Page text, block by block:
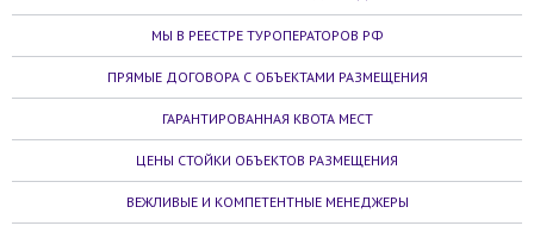
МЫ В РЕЕСТРЕ ТУРОПЕРАТОРОВ РФ
ПРЯМЫЕ ДОГОВОРА С ОБЪЕКТАМИ РАЗМЕЩЕНИЯ
ГАРАНТИРОВАННАЯ КВОТА МЕСТ
ЦЕНЫ СТОЙКИ ОБЪЕКТОВ РАЗМЕЩЕНИЯ
ВЕЖЛИВЫЕ И КОМПЕТЕНТНЫЕ МЕНЕДЖЕРЫ